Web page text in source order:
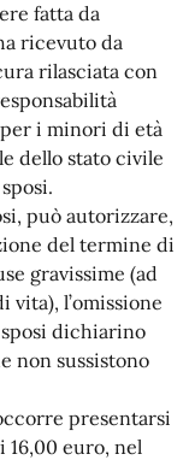
fatta da
ricevuto da
rilasciata con
i minori di età
dello stato civile
può autorizzare,
del termine di
gravissime (ad
l’omissione
dichiarino
non sussistono
presentarsi
16,00 euro, nel